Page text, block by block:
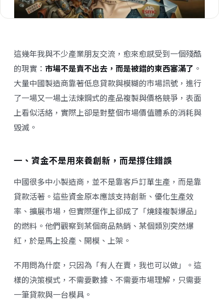
這幾年我與不少產業朋友交流，愈來愈感受到一個殘酷
的現實： 市場不是賣不出去，而是被錯的東西塞滿了 。
大量中國製造商靠著低息貸款與模糊的市場訊號，進行
了一場又一場土法煉鋼式的產品複製與價格競爭，表面
上看似活絡，實際上卻是對整個市場價值體系的消耗與
毀滅。
一、資金不是用來養創新，而是撐住錯誤
中國很多中小製造商，並不是靠客戶訂單生產，而是靠
貸款活著。這些資金原本應該支持創新、優化生產效
率、擴展市場，但實際運作上卻成了「燒錢複製爆品」
的燃料。他們觀察到某個商品熱銷、某個類別突然爆
紅，於是馬上投產、開模、上架。
不用問為什麼，只因為「有人在賣，我也可以做」。這
樣的決策模式，不需要數據、不需要市場理解，只需要
一筆貸款與一台模具。